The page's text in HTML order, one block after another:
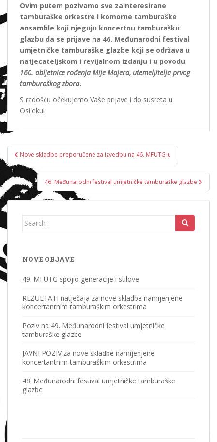
Ovim putem pozivamo sve zainteresirane
tamburaške orkestre i komorne tamburaške
ansamble koji njeguju koncertnu tamburašku
glazbu da se prijave na 46. Međunarodni festival
umjetničke tamburaške glazbe koji se održava u
natjecateljskom i revijalnom izdanju i u povodu
160. obljetnice rođenja Mije Majera, utemeljitelja prvog
tamburaškog zbora.
S radošću očekujemo Vaše prijave i do susreta u
Osijeku!
Navigacija
objava
Nove skladbe preporučene za izvedbu na 46. MFUTG-u
46. Međunarodni festival umjetničke tamburaške glazbe
Search
NOVE OBJAVE
49. MFUTG spojio generacije i stilove
REZULTATI natječaja za nove skladbe namijenjene
koncertantnim tamburaškim orkestrima
Poziv na 49. Međunarodni festival umjetničke
tamburaške glazbe
JAVNI POZIV za nove skladbe namijenjene
koncertantnim tamburaškim orkestrima
48. Međunarodni festival umjetničke tamburaške
glazbe